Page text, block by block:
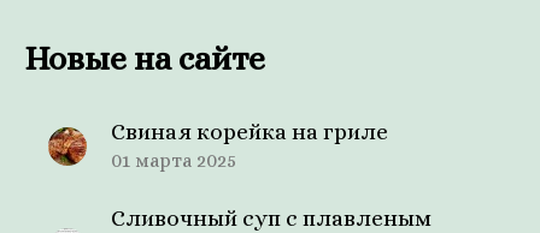
Новые на сайте
Свиная корейка на гриле
01 марта 2025
Сливочный суп с плавленым